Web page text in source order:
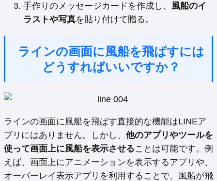
手作りのメッセージカードを作成し、 風船のイ
ラストや写真を貼り付けて贈る。
ラインの画面に風船を飛ばすには
どうすればいいですか？
ラインの画面に風船を飛ばす直接的な機能はLINEア
プリにはありません。しかし、 他のアプリやツールを
使って画面上に風船を表示させることは可能です。例
えば、画面上にアニメーションを表示するアプリや、
オーバーレイ表示アプリを利用することで、風船が飛